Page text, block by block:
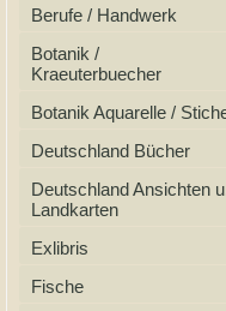
Berufe / Handwerk
Botanik /
Kraeuterbuecher
Botanik Aquarelle /
Deutschland Bücher
Deutschland Ansichten
Landkarten
Exlibris
Fische